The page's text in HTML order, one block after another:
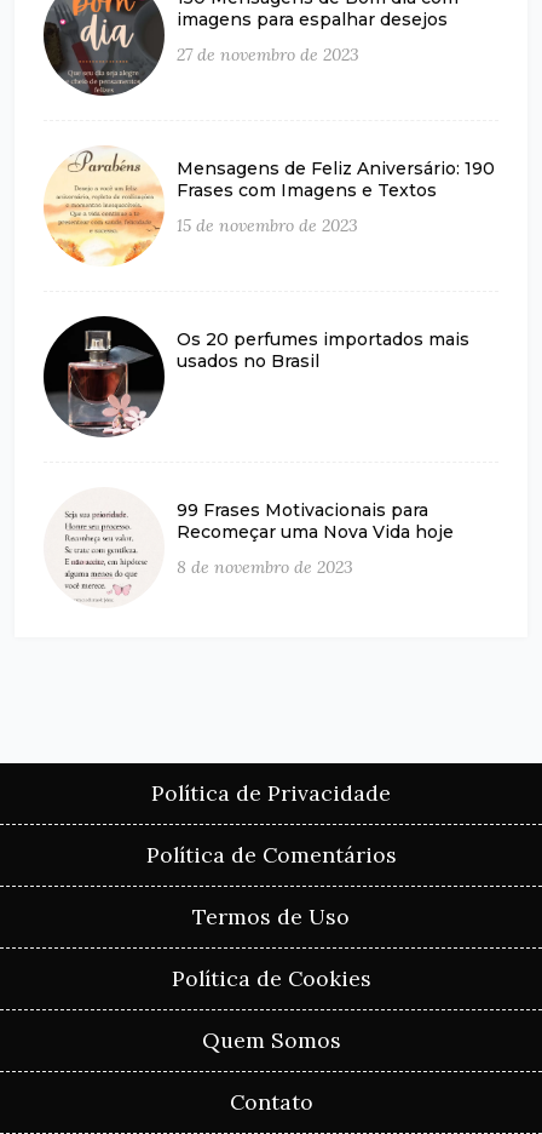
imagens para espalhar desejos
27 de novembro de 2023
Mensagens de Feliz Aniversário: 190
Frases com Imagens e Textos
15 de novembro de 2023
Os 20 perfumes importados mais
usados no Brasil
99 Frases Motivacionais para
Recomeçar uma Nova Vida hoje
8 de novembro de 2023
Política de Privacidade
Política de Comentários
Termos de Uso
Política de Cookies
Quem Somos
Contato